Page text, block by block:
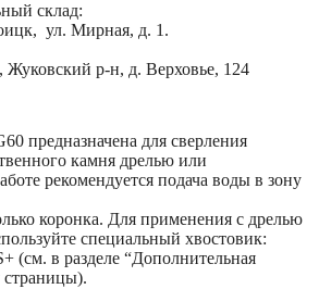
склад:
ул. Мирная, д. 1.
Жуковский р-н, д. Верховье, 124
предназначена для сверления
камня дрелью или
рекомендуется подача воды в зону
коронка. Для применения с дрелью
специальный хвостовик:
(см. в разделе “Дополнительная
страницы).